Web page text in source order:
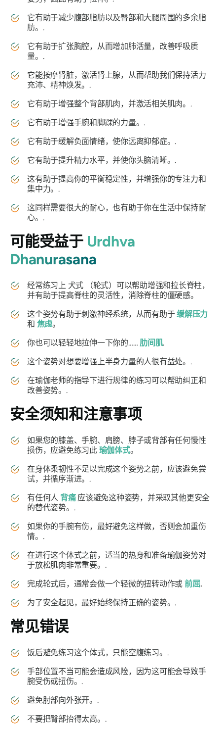
它有助于减少腹部脂肪以及臀部和大腿周围的多余脂
肪。.
它有助于扩张胸腔，从而增加肺活量，改善呼吸质
量。.
它能按摩肾脏，激活肾上腺，从而帮助我们保持活力
充沛、精神焕发。.
它有助于增强整个背部肌肉，并激活相关肌肉。.
它有助于增强手腕和脚踝的力量。.
它有助于缓解负面情绪，使你远离抑郁症。.
它有助于提升精力水平，并使你头脑清晰。.
这有助于提高你的平衡稳定性，并增强你的专注力和
集中力。.
这同样需要很大的耐心，也有助于你在生活中保持耐
心。.
可能受益于 Urdhva
Dhanurasana
经常练习上 犬式 （轮式）可以帮助增强和拉长脊柱，
并有助于提高脊柱的灵活性，消除脊柱的僵硬感。
这个姿势有助于刺激神经系统，从而有助于缓解压力
和 焦虑。
你也可以轻轻地拉伸一下你的…… 肋间肌.
这个姿势对想要增强上半身力量的人很有益处。.
在瑜伽老师的指导下进行规律的练习可以帮助纠正和
改善姿势。.
安全须知和注意事项
如果您的膝盖、手腕、肩膀、脖子或背部有任何慢性
损伤，应避免练习此 瑜伽体式。
在身体柔韧性不足以完成这个姿势之前，应该避免尝
试，并循序渐进。.
有任何人 背痛应该避免这种姿势，并采取其他更安全
的替代姿势。.
如果你的手腕有伤，最好避免这样做，否则会加重伤
情。.
在进行这个体式之前，适当的热身和准备瑜伽姿势对
于放松肌肉非常重要。.
完成轮式后，通常会做一个轻微的扭转动作或 前屈.
为了安全起见，最好始终保持正确的姿势。.
常见错误
饭后避免练习这个体式，只能空腹练习。.
手部位置不当可能会造成风险，因为这可能会导致手
腕受伤或扭伤。.
避免肘部向外张开。.
不要把臀部抬得太高。.